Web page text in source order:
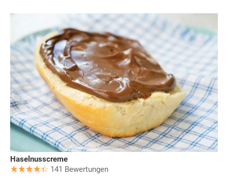
Haselnusscreme
141 Bewertungen